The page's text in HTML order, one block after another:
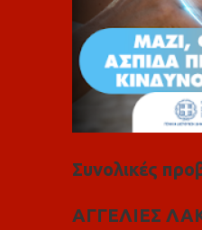
Συνολικές
ΑΓΓΕΛΙΕΣ